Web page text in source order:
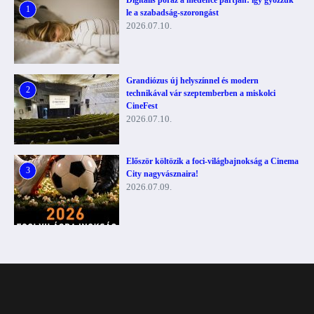
1
le a szabadság-szorongást
2026.07.10.
2
Grandiózus új helyszínnel és modern
technikával vár szeptemberben a miskolci
CineFest
2026.07.10.
3
Először költözik a foci-világbajnokság a Cinema
City nagyvásznaira!
2026.07.09.